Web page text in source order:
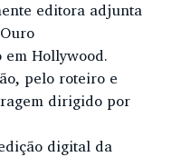
editora adjunta
em Hollywood.
pelo roteiro e
dirigido por
digital da